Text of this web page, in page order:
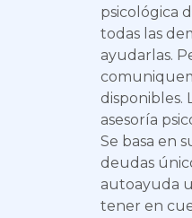
psicológica
todas las
ayudarlas.
disponibles.
asesoría
Se basa en
deudas
autoayuda
tener en